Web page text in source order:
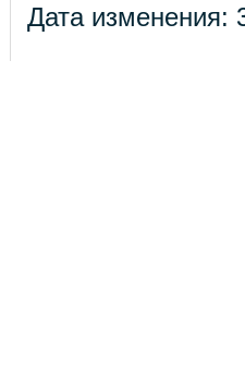
Дата изменения: